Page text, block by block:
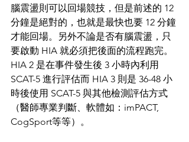
腦震盪則可以回場競技，但是前述的 12
分鐘是絕對的，也就是最快也要 12 分鐘
才能回場。另外不論是否有腦震盪，只
要啟動 HIA 就必須把後面的流程跑完。
HIA 2 是在事件發生後 3 小時內利用
SCAT-5 進行評估而 HIA 3 則是 36-48 小
時後使用 SCAT-5 與其他檢測評估方式
（醫師專業判斷、軟體如：imPACT,
CogSport等等）。